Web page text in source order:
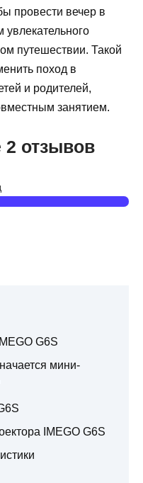
провести вечер в
увлекательного
путешествии. Такой
поход в
и родителей,
занятием.
2 отзывов
G6S
мини-
IMEGO G6S